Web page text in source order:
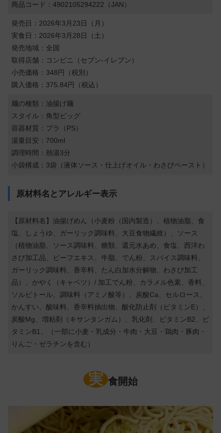
商品コード：4902105294222（JAN）
発売日：2026年3月23日（月）
実食日：2026年3月28日（土）
発売地域：全国
取得店舗：コンビニ（セブン-イレブン）
小売価格：348円（税別）
購入価格：375.84円（税込）
麺の種類：油揚げ麺
スタイル：角型ビッグ
容器材質：プラ（PS）
湯量目安：700ml
調理時間：熱湯3分
小袋構成：3袋（液体ソース・仕上げオイル・わさびペースト）
原材料名とアレルギー表示
【原材料名】油揚げめん（小麦粉（国内製造）、植物油脂、食
塩、しょうゆ、ガーリック調味料、大豆食物繊維）、ソース
（植物油脂、ソース調味料、糖類、還元水あめ、食塩、西洋わ
さび加工品、ビーフエキス、牛脂、でん粉、スパイス調味料、
ガーリック調味料、香辛料、たん白加水分解物、わさび加工
品）、かやく（キャベツ）/ 加工でん粉、カラメル色素、香料、
ソルビトール、調味料（アミノ酸等）、炭酸Ca、セルロース、
かんすい、酸味料、香辛料抽出物、酸化防止剤（ビタミンE）、
炭酸Mg、増粘剤（キサンタンガム）、乳化剤、ビタミンB2、ビ
タミンB1、（一部に小麦・乳成分・牛肉・大豆・鶏肉・豚肉・
りんご・ゼラチンを含む）
実 食開始